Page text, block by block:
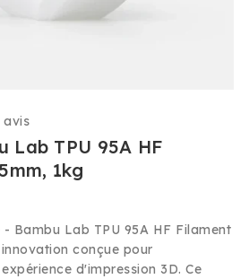
avis
Lab TPU 95A HF
1kg
Bambu Lab TPU 95A HF Filament
conçue pour
d'impression 3D. Ce